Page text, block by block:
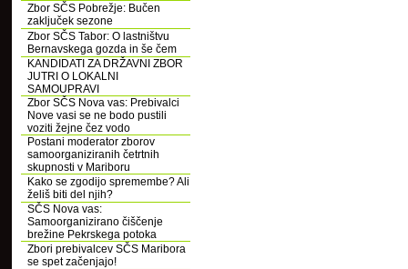
Zbor SČS Pobrežje: Bučen
zaključek sezone
Zbor SČS Tabor: O lastništvu
Bernavskega gozda in še čem
KANDIDATI ZA DRŽAVNI ZBOR
JUTRI O LOKALNI
SAMOUPRAVI
Zbor SČS Nova vas: Prebivalci
Nove vasi se ne bodo pustili
voziti žejne čez vodo
Postani moderator zborov
samoorganiziranih četrtnih
skupnosti v Mariboru
Kako se zgodijo spremembe? Ali
želiš biti del njih?
SČS Nova vas:
Samoorganizirano čiščenje
brežine Pekrskega potoka
Zbori prebivalcev SČS Maribora
se spet začenjajo!